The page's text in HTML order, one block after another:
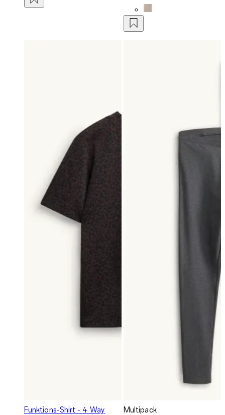
Funktions-Shirt - 4 Way
Multipack